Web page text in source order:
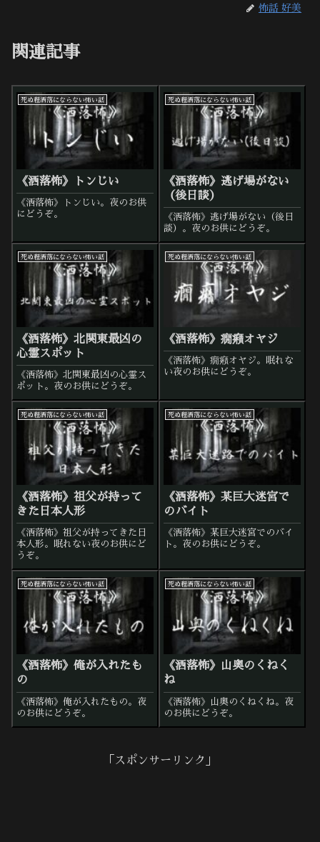
怖話 好美
関連記事
死ぬ程洒落にならない怖い話
《洒落怖》トンじい
《洒落怖》トンじい。夜のお供
にどうぞ。
死ぬ程洒落にならない怖い話
《洒落怖》逃げ場がない
（後日談）
《洒落怖》逃げ場がない（後日
談）。夜のお供にどうぞ。
死ぬ程洒落にならない怖い話
《洒落怖》北関東最凶の
心霊スポット
《洒落怖》北関東最凶の心霊ス
ポット。夜のお供にどうぞ。
死ぬ程洒落にならない怖い話
《洒落怖》癇癪オヤジ
《洒落怖》癇癪オヤジ。眠れな
い夜のお供にどうぞ。
死ぬ程洒落にならない怖い話
《洒落怖》祖父が持って
きた日本人形
《洒落怖》祖父が持ってきた日
本人形。眠れない夜のお供にど
うぞ。
死ぬ程洒落にならない怖い話
《洒落怖》某巨大迷宮で
のバイト
《洒落怖》某巨大迷宮でのバイ
ト。夜のお供にどうぞ。
死ぬ程洒落にならない怖い話
《洒落怖》俺が入れたも
の
《洒落怖》俺が入れたもの。夜
のお供にどうぞ。
死ぬ程洒落にならない怖い話
《洒落怖》山奥のくねく
ね
《洒落怖》山奥のくねくね。夜
のお供にどうぞ。
「スポンサーリンク」